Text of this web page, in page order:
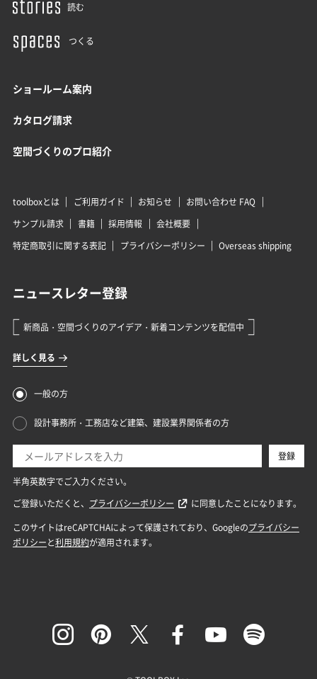
読む
つくる
ショールーム案内
カタログ請求
空間づくりのプロ紹介
toolboxとは ご利用ガイド お知らせ
お問い合わせ FAQ
サンプル請求
書籍 採用情報
会社概要
特定商取引に関する表記
プライバシーポリシー Overseas shipping